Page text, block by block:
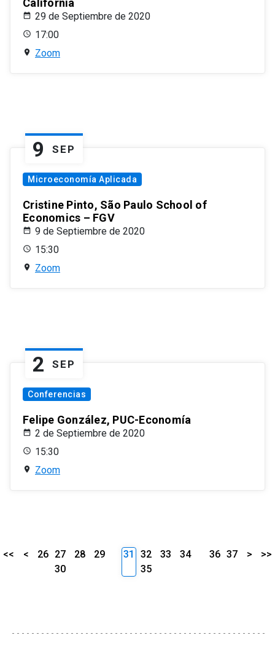
California
29 de Septiembre de 2020
17:00
Zoom
9 SEP
Microeconomía Aplicada
Cristine Pinto, São Paulo School of
Economics – FGV
9 de Septiembre de 2020
15:30
Zoom
2 SEP
Conferencias
Felipe González, PUC-Economía
2 de Septiembre de 2020
15:30
Zoom
<< < 26 27 28
29
30
31 32 33
34
35
36 37 > >>